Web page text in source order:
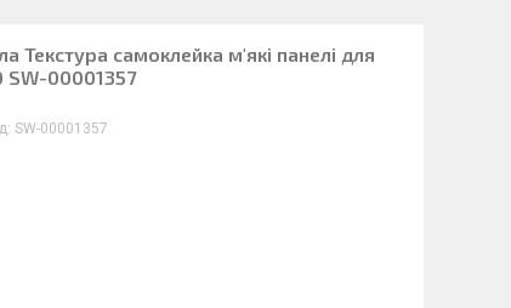
Текстура самоклейка м'які панелі для
00001357
SW-00001357